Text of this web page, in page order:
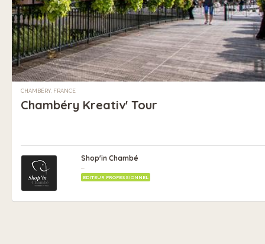
CHAMBÉRY, FRANCE
Chambéry Kreativ' Tour
Shop'in Chambé
EDITEUR PROFESSIONNEL